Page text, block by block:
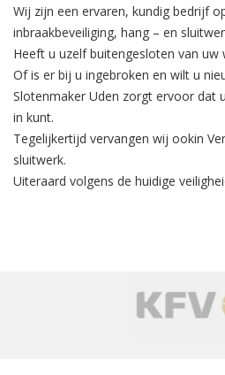
Wij zijn een ervaren, kundig bedrijf
inbraakbeveiliging, hang – en
Heeft u uzelf buitengesloten van uw
Of is er bij u ingebroken en wilt u
Slotenmaker Uden zorgt ervoor dat
in kunt.
Tegelijkertijd vervangen wij ookin
sluitwerk.
Uiteraard volgens de huidige